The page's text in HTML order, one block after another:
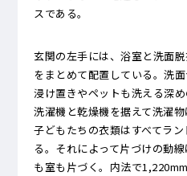
スである。
玄関の左手には、浴室と洗面
をまとめて配置している。洗
浸け置きやペットも洗える深
洗濯機と乾燥機を据えて洗濯物
子どもたちの衣類はすべてラ
る。それによって片づけの動
も室も片づく。内法で